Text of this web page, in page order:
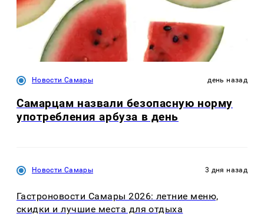
Новости Самары день назад
Самарцам назвали безопасную норму
употребления арбуза в день
Новости Самары 3 дня назад
Гастроновости Самары 2026: летние меню,
скидки и лучшие места для отдыха